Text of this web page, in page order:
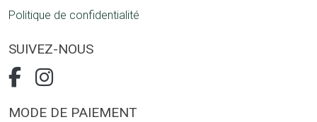
Politique de confidentialité
SUIVEZ-NOUS
MODE DE PAIEMENT